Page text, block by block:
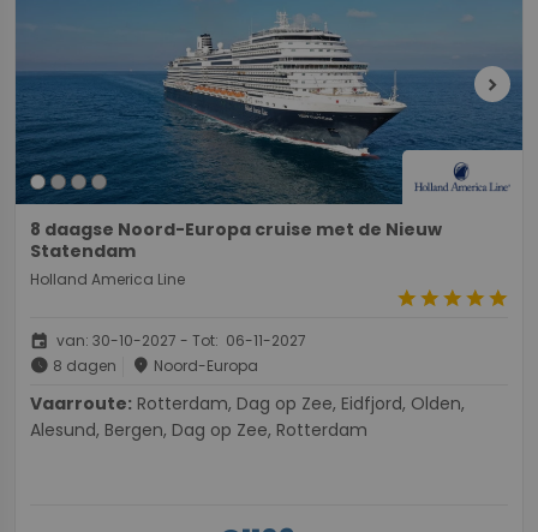
chevron_right
8 daagse Noord-Europa cruise met de Nieuw
Statendam
Holland America Line
starstarstarstarstar
event van: 30-10-2027 - Tot: 06-11-2027
schedule 8 dagen place Noord-Europa
Vaarroute:
Alesund, Bergen, Dag op Zee, Rotterdam